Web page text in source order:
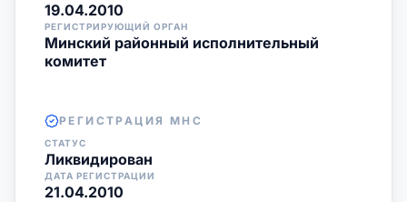
19.04.2010
РЕГИСТРИРУЮЩИЙ ОРГАН
Минский районный исполнительный
комитет
РЕГИСТРАЦИЯ МНС
СТАТУС
Ликвидирован
ДАТА РЕГИСТРАЦИИ
21.04.2010